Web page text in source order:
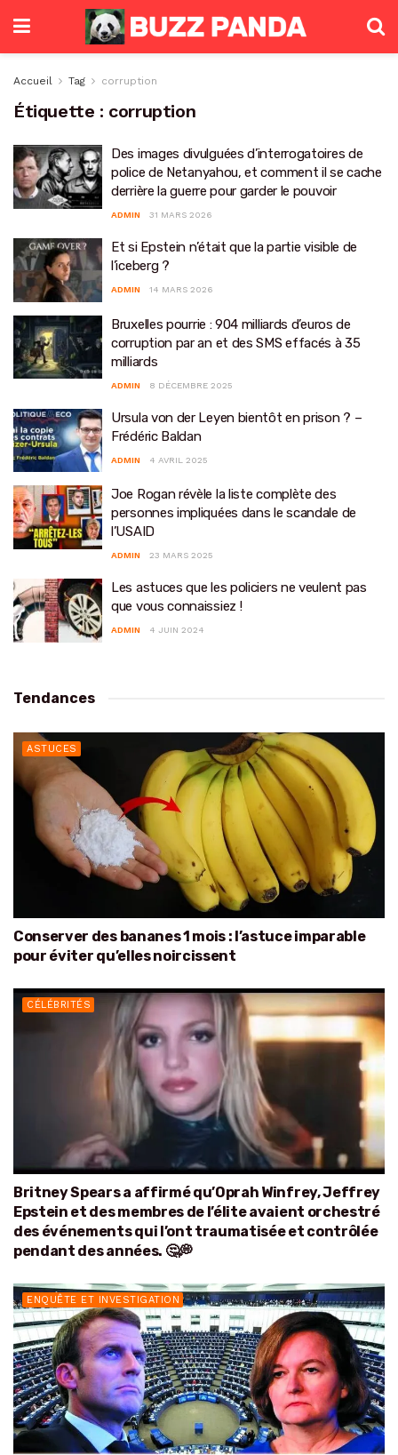
Accueil Tag corruption
Étiquette : corruption
Des images divulguées d’interrogatoires de
police de Netanyahou, et comment il se cache
derrière la guerre pour garder le pouvoir
ADMIN 31 MARS 2026
Et si Epstein n’était que la partie visible de
l’iceberg ?
ADMIN 14 MARS 2026
Bruxelles pourrie : 904 milliards d’euros de
corruption par an et des SMS effacés à 35
milliards
ADMIN 8 DÉCEMBRE 2025
Ursula von der Leyen bientôt en prison ? –
Frédéric Baldan
ADMIN 4 AVRIL 2025
Joe Rogan révèle la liste complète des
personnes impliquées dans le scandale de
l’USAID
ADMIN 23 MARS 2025
Les astuces que les policiers ne veulent pas
que vous connaissiez !
ADMIN 4 JUIN 2024
Tendances
ASTUCES
Conserver des bananes 1 mois : l’astuce imparable
pour éviter qu’elles noircissent
CÉLÉBRITÉS
Britney Spears a affirmé qu’Oprah Winfrey, Jeffrey
Epstein et des membres de l’élite avaient orchestré
des événements qui l’ont traumatisée et contrôlée
pendant des années. 🤔💭
ENQUÊTE ET INVESTIGATION